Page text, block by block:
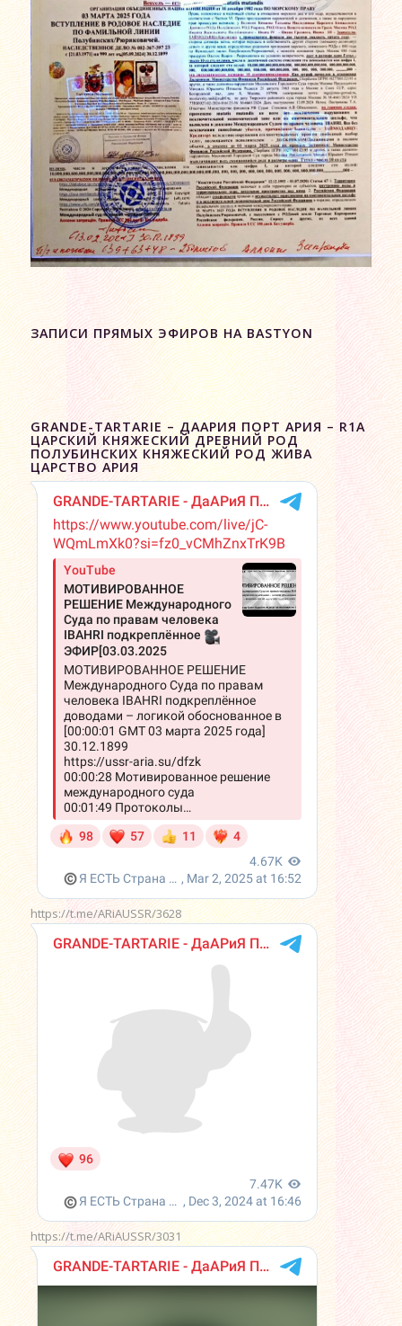
ЗАПИСИ ПРЯМЫХ ЭФИРОВ НА BASTYON
GRANDE-TARTARIE – ДААРИЯ ПОРТ АРИЯ – R1A
ЦАРСКИЙ КНЯЖЕСКИЙ ДРЕВНИЙ РОД
ПОЛУБИНСКИХ КНЯЖЕСКИЙ РОД ЖИВА
ЦАРСТВО АРИЯ
https://t.me/ARiAUSSR/3628
https://t.me/ARiAUSSR/3031